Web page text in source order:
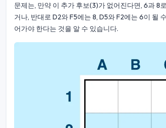
문제는, 만약 이 추가 후보(3)가 없어진다면, 6과 8
거나, 반대로 D2와 F5에는 8, D5와 F2에는 6이 될
어가야 한다는 것을 알 수 있습니다.